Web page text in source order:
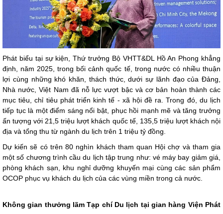
Phát biểu tại sự kiện, Thứ trưởng Bộ VHTT&DL Hồ An Phong khẳng
định, năm 2025, trong bối cảnh quốc tế, trong nước có nhiều thuận
lợi cùng những khó khăn, thách thức, dưới sự lãnh đạo của Đảng,
Nhà nước, Việt Nam đã nỗ lực vượt bậc và cơ bản hoàn thành các
mục tiêu, chỉ tiêu phát triển kinh tế - xã hội đề ra. Trong đó, du lịch
tiếp tục là một điểm sáng nổi bật, phục hồi mạnh mẽ và tăng trưởng
ấn tượng với 21,5 triệu lượt khách quốc tế, 135,5 triệu lượt khách nội
địa và tổng thu từ ngành du lịch trên 1 triệu tỷ đồng.
Dự kiến sẽ có trên 80 nghìn khách tham quan Hội chợ và tham gia
một số chương trình cầu du lịch tập trung như: vé máy bay giảm giá,
phòng khách sạn, khu nghỉ dưỡng khuyến mại cùng các sản phẩm
OCOP phục vụ khách du lịch của các vùng miền trong cả nước.
Không gian thưởng lãm Tạp chí Du lịch tại gian hàng Viện Phát